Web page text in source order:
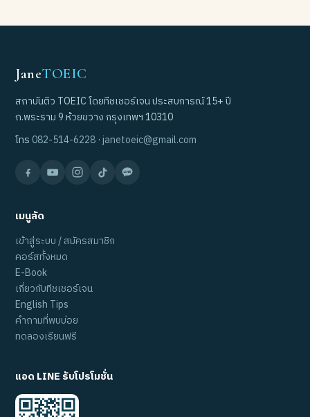
JaneTOEIC
สถาบันติว TOEIC โดยทีชเชอร์เจน ประสบการณ์ 15+ ปี
ถ.พระราม 9 ห้วยขวาง กรุงเทพฯ 10310
โทร 082-514-6228 ·janetoeic@gmail.com
เมนูลัด
เข้าสู่ระบบ / สมัครสมาชิก
คอร์สทั้งหมด
E-Book
เกี่ยวกับทีชเชอร์เจน
English Tips
คำถามที่พบบ่อย
ทดลองเรียนฟรี
แอด LINE รับโปรโมชั่น